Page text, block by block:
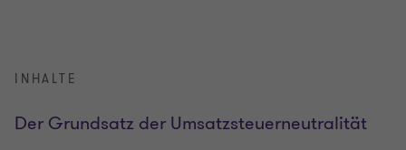
INHALTE
Der Grundsatz der Umsatzsteuerneutralität